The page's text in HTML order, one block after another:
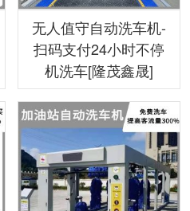
无人值守自动洗车机-
扫码支付24小时不停
机洗车[隆茂鑫晟]